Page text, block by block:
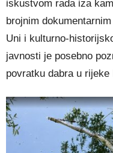
iskustvom rada iza
brojnim
Uni i kulturno-
javnosti je posebno
povratku dabra u rijeke